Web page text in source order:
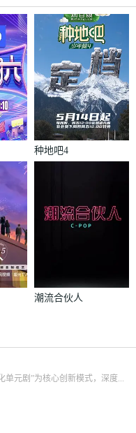
种地吧4
潮流合伙人
单元剧”为核心创新模式，深度...